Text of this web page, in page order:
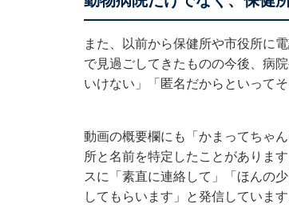
また、以前から保健所や市役所に
で見過ごしてきたものの今後、病
いけない」「匿名だからといって
動画の概要欄にも「かまってちゃ
所と名前を特定したことがありま
スに「素直に連絡して」「ほんの
してもらいます」と発信しています